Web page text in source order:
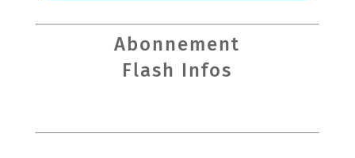
Abonnement
Flash Infos